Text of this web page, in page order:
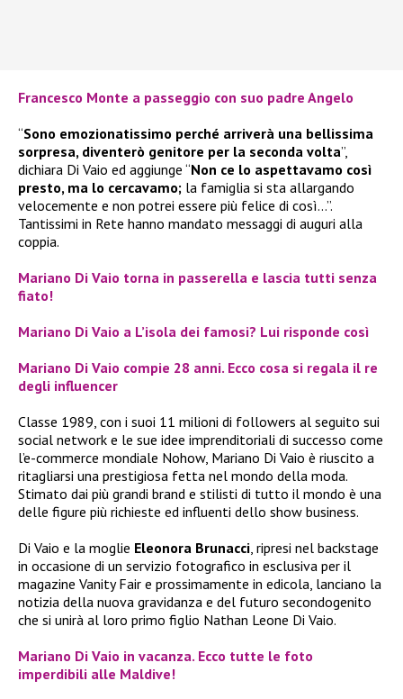
Francesco Monte a passeggio con suo padre Angelo
“Sono emozionatissimo perché arriverà una bellissima
sorpresa, diventerò genitore per la seconda volta”,
dichiara Di Vaio ed aggiunge “Non ce lo aspettavamo così
presto, ma lo cercavamo; la famiglia si sta allargando
velocemente e non potrei essere più felice di così…”.
Tantissimi in Rete hanno mandato messaggi di auguri alla
coppia.
Mariano Di Vaio torna in passerella e lascia tutti senza
fiato!
Mariano Di Vaio a L’isola dei famosi? Lui risponde così
Mariano Di Vaio compie 28 anni. Ecco cosa si regala il re
degli influencer
Classe 1989, con i suoi 11 milioni di followers al seguito sui
social network e le sue idee imprenditoriali di successo come
l’e-commerce mondiale Nohow, Mariano Di Vaio è riuscito a
ritagliarsi una prestigiosa fetta nel mondo della moda.
Stimato dai più grandi brand e stilisti di tutto il mondo è una
delle figure più richieste ed influenti dello show business.
Di Vaio e la moglie Eleonora Brunacci, ripresi nel backstage
in occasione di un servizio fotografico in esclusiva per il
magazine Vanity Fair e prossimamente in edicola, lanciano la
notizia della nuova gravidanza e del futuro secondogenito
che si unirà al loro primo figlio Nathan Leone Di Vaio.
Mariano Di Vaio in vacanza. Ecco tutte le foto
imperdibili alle Maldive!